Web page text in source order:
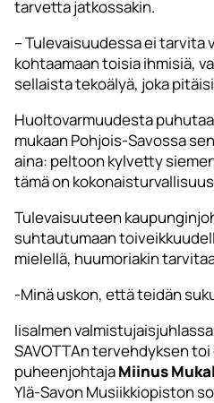
tarvetta jatkossakin.
– Tulevaisuudessa ei tarvita
kohtaamaan toisia ihmisiä,
sellaista tekoälyä, joka
Huoltovarmuudesta
mukaan Pohjois-Savossa
aina: peltoon kylvetty
tämä on
Tulevaisuuteen
suhtautumaan
mielellä, huumoriakin
-Minä uskon, että teidän
Iisalmen
SAVOTTAn tervehdyksen
puheenjohtajaMiinus
Ylä-Savon Musiikkiopiston